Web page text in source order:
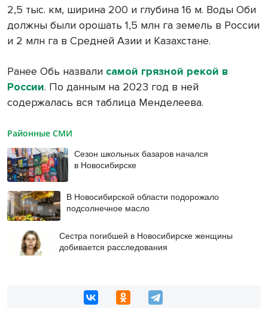
2,5 тыс. км, ширина 200 и глубина 16 м. Воды Оби
должны были орошать 1,5 млн га земель в России
и 2 млн га в Средней Азии и Казахстане.
Ранее Обь назвали самой грязной рекой в
России. По данным на 2023 год в ней
содержалась вся таблица Менделеева.
Районные СМИ
Сезон школьных базаров начался
в Новосибирске
В Новосибирской области подорожало
подсолнечное масло
Сестра погибшей в Новосибирске женщины
добивается расследования